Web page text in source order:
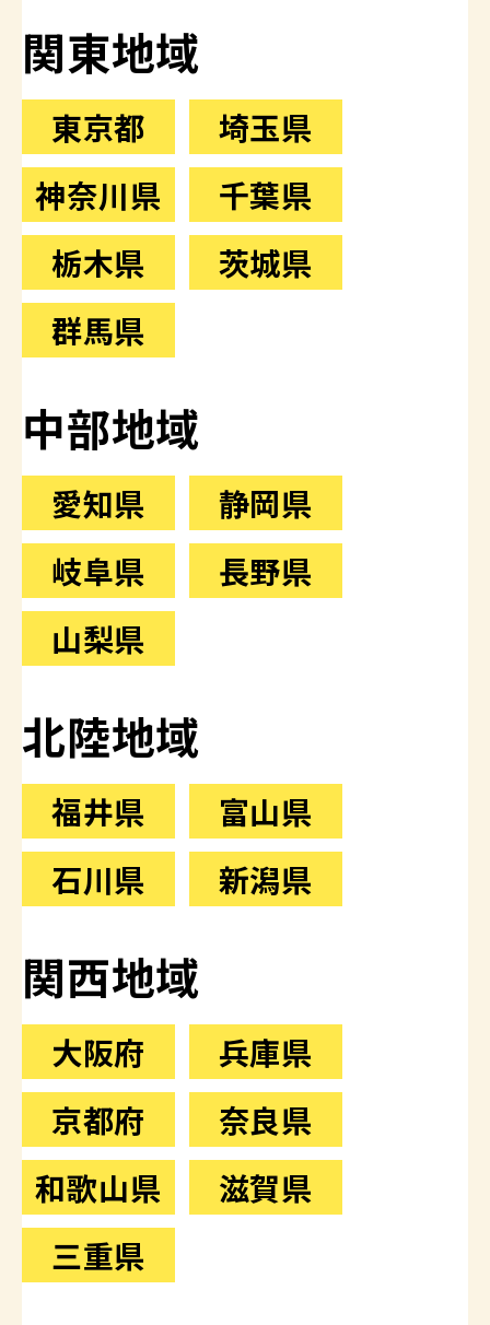
関東地域
東京都
埼玉県
神奈川県
千葉県
栃木県
茨城県
群馬県
中部地域
愛知県
静岡県
岐阜県
長野県
山梨県
北陸地域
福井県
富山県
石川県
新潟県
関西地域
大阪府
兵庫県
京都府
奈良県
和歌山県
滋賀県
三重県